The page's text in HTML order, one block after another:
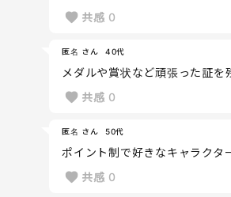
共感 0
匿名 さん 40代
メダルや賞状など頑張った証を
共感 0
匿名 さん 50代
ポイント制で好きなキャラクタ
共感 0